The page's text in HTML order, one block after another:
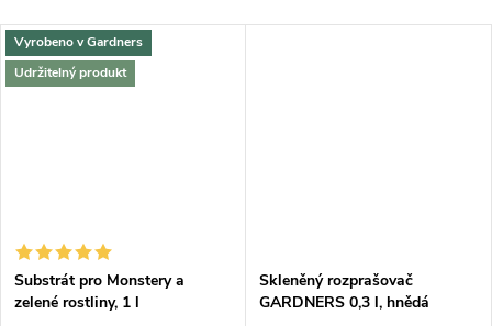
Vyrobeno v Gardners
Udržitelný produkt
Substrát pro Monstery a
zelené rostliny, 1 l
Skleněný rozprašovač
GARDNERS 0,3 l, hnědá